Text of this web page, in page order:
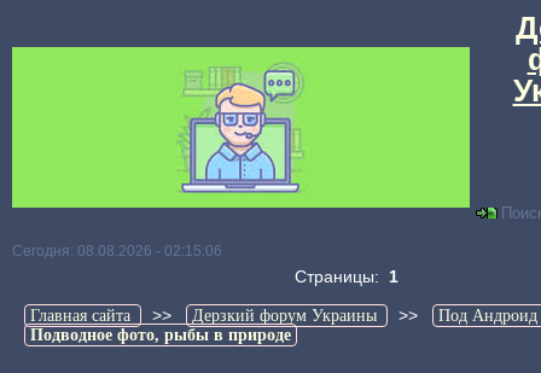
Сегодня: 08.08.2026 - 02:15:06
Страницы: 1
Главная сайта >> Дерзкий форум Украины >>
Под Андроид
Подводное фото, рыбы в природе